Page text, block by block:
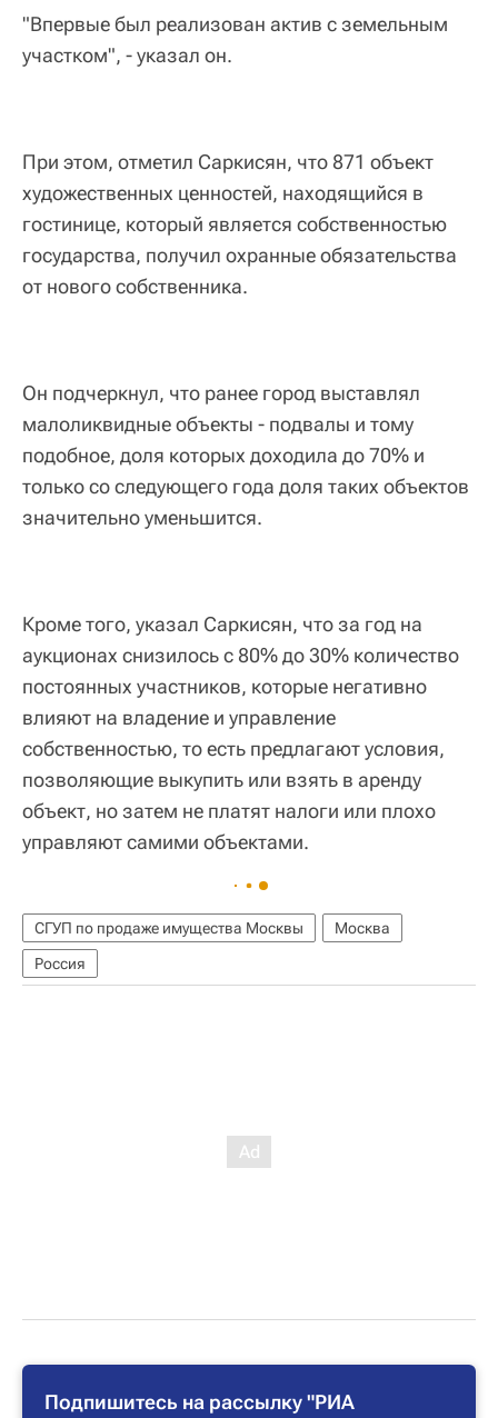
"Впервые был реализован актив с земельным
участком", - указал он.
При этом, отметил Саркисян, что 871 объект
художественных ценностей, находящийся в
гостинице, который является собственностью
государства, получил охранные обязательства
от нового собственника.
Он подчеркнул, что ранее город выставлял
малоликвидные объекты - подвалы и тому
подобное, доля которых доходила до 70% и
только со следующего года доля таких объектов
значительно уменьшится.
Кроме того, указал Саркисян, что за год на
аукционах снизилось с 80% до 30% количество
постоянных участников, которые негативно
влияют на владение и управление
собственностью, то есть предлагают условия,
позволяющие выкупить или взять в аренду
объект, но затем не платят налоги или плохо
управляют самими объектами.
СГУП по продаже имущества Москвы
Москва
Россия
Подпишитесь на рассылку "РИА